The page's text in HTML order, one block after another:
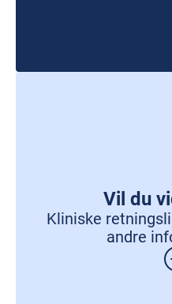
Vil du
Kliniske
andre